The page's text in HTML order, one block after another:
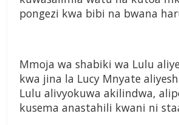
pongezi kwa bibi na bwana
Mmoja wa shabiki wa Lulu
kwa jina la Lucy Mnyate
Lulu alivyokuwa akilindwa,
kusema anastahili kwani ni